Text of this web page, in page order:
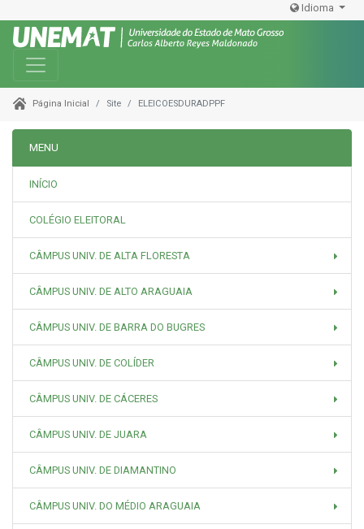
Idioma
Toggle navigation
Página Inicial Site ELEICOESDURADPPF
MENU
INÍCIO
COLÉGIO ELEITORAL
CÂMPUS UNIV. DE ALTA FLORESTA
CÂMPUS UNIV. DE ALTO ARAGUAIA
CÂMPUS UNIV. DE BARRA DO BUGRES
CÂMPUS UNIV. DE COLÍDER
CÂMPUS UNIV. DE CÁCERES
CÂMPUS UNIV. DE JUARA
CÂMPUS UNIV. DE DIAMANTINO
CÂMPUS UNIV. DO MÉDIO ARAGUAIA